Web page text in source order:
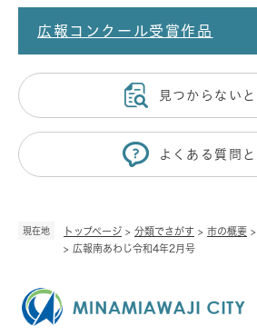
現在地 トップページ > 分類でさがす > 市の概要 >
> 広報南あわじ令和4年2月号
広報コンクール受賞作品
見つからない
よくある質問